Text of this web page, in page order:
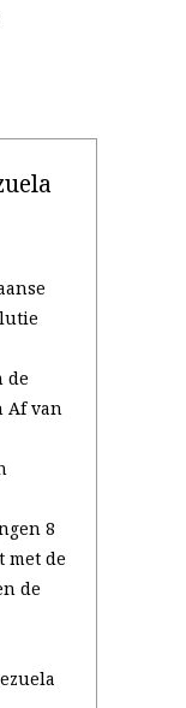
de
Af van
8
met de
de